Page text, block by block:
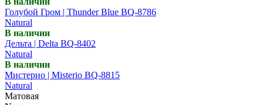
Голубой Гром | Thunder Blue BQ-8786
Natural
В наличии
Дельта | Delta BQ-8402
Natural
В наличии
Мистерио | Misterio BQ-8815
Natural
Матовая